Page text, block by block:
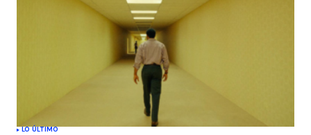
*
Guarda mi nombre, correo electrónico y web en
este navegador para la próxima vez que
LO ÚLTIMO